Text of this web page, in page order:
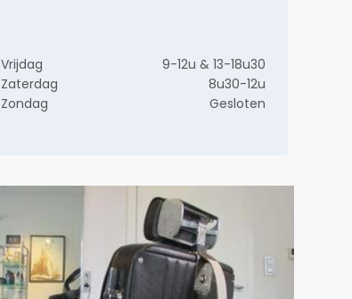
Vrijdag
9-12u & 13-18u30
Zaterdag
8u30-12u
Zondag
Gesloten